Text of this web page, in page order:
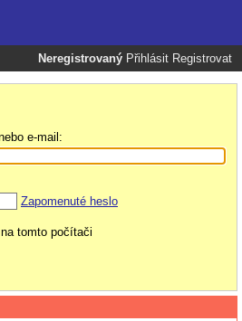
Neregistrovaný Přihlásit Registrovat
e-mail:
Zapomenuté heslo
tomto počítači